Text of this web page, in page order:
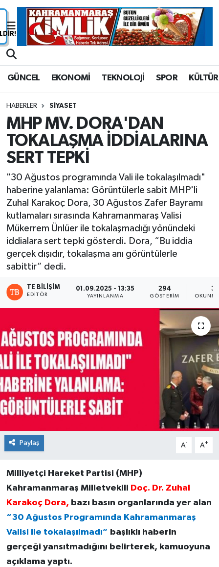
GÜNCEL EKONOMİ TEKNOLOJİ SPOR KÜLTÜR
HABERLER SİYASET
MHP MV. DORA'DAN
TOKALAŞMA İDDİALARINA
SERT TEPKİ
"30 Ağustos programında Vali ile tokalaşılmadı"
haberine yalanlama: Görüntülerle sabit MHP'li
Zuhal Karakoç Dora, 30 Ağustos Zafer Bayramı
kutlamaları sırasında Kahramanmaraş Valisi
Mükerrem Ünlüer ile tokalaşmadığı yönündeki
iddialara sert tepki gösterdi. Dora, “Bu iddia
gerçek dışıdır, tokalaşma anı görüntülerle
sabittir” dedi.
TE BILIŞIM
EDITÖR
01.09.2025 - 13:35
YAYINLANMA
294
GÖSTERIM
3
Paylaş A- A+
Milliyetçi Hareket Partisi (MHP)
Kahramanmaraş Milletvekili Doç. Dr. Zuhal
Karakoç Dora, bazı basın organlarında yer alan
“30 Ağustos Programında Kahramanmaraş
Valisi ile tokalaşılmadı” başlıklı haberin
gerçeği yansıtmadığını belirterek, kamuoyuna
açıklama yaptı.
Nöbetçi Eczaneler
Süper Lig Puan Durumu ve Fikstür
Tüm Manşetler
Son Dakika Haberleri
Haber Arşivi